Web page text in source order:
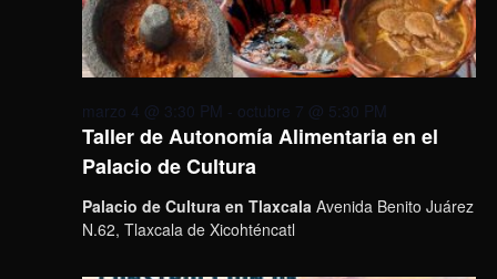
Taller de Autonomía Alimentaria en el
Palacio de Cultura
marzo 4 @ 3:30 PM - octubre 7 @ 5:30 PM
Palacio de Cultura en Tlaxcala Avenida Benito Juárez
N.62, Tlaxcala de Xicohténcatl